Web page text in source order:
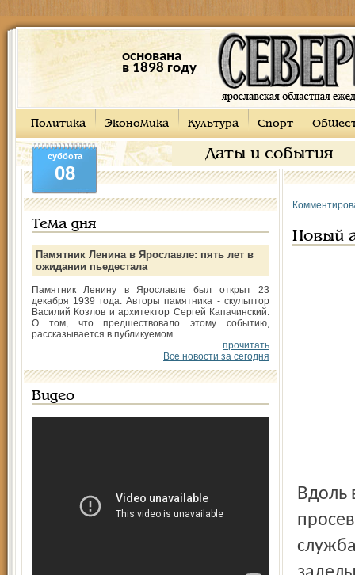
основана
в 1898 году
Политика Экономика Культура Спорт
Даты и события
суббота
08
Тема дня
Памятник Ленина в Ярославле: пять лет в
ожидании пьедестала
Памятник Ленину в Ярославле был открыт 23
декабря 1939 года. Авторы памятника - скульптор
Василий Козлов и архитектор Сергей Капачинский.
О том, что предшествовало этому событию,
рассказывается в публикуемом ...
прочитать
Все новости за сегодня
Видео
Новый
Вдоль всей их протяжённости – огромные ямы,